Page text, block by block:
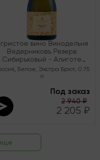
вино Винодельня
Ведерниковъ Резерв
Сибирьковый - Алиготе
Брют ЗГУ Долина
Дона
, Белое, Экстра Брют, 0.75
л
Под заказ
2 940 ₽
2 205 ₽